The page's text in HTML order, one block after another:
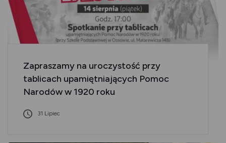
Zapraszamy na uroczystość przy
tablicach upamiętniających Pomoc
Narodów w 1920 roku
31 Lipiec